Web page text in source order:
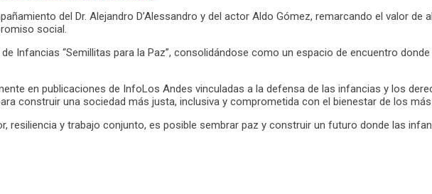
del Dr. Alejandro D’Alessandro y del actor Aldo Gómez, remarcando el valor
social.
Infancias “Semillitas para la Paz”, consolidándose como un espacio de encuentro
en publicaciones de InfoLos Andes vinculadas a la defensa de las infancias y los
construir una sociedad más justa, inclusiva y comprometida con el bienestar de los más
resiliencia y trabajo conjunto, es posible sembrar paz y construir un futuro donde las